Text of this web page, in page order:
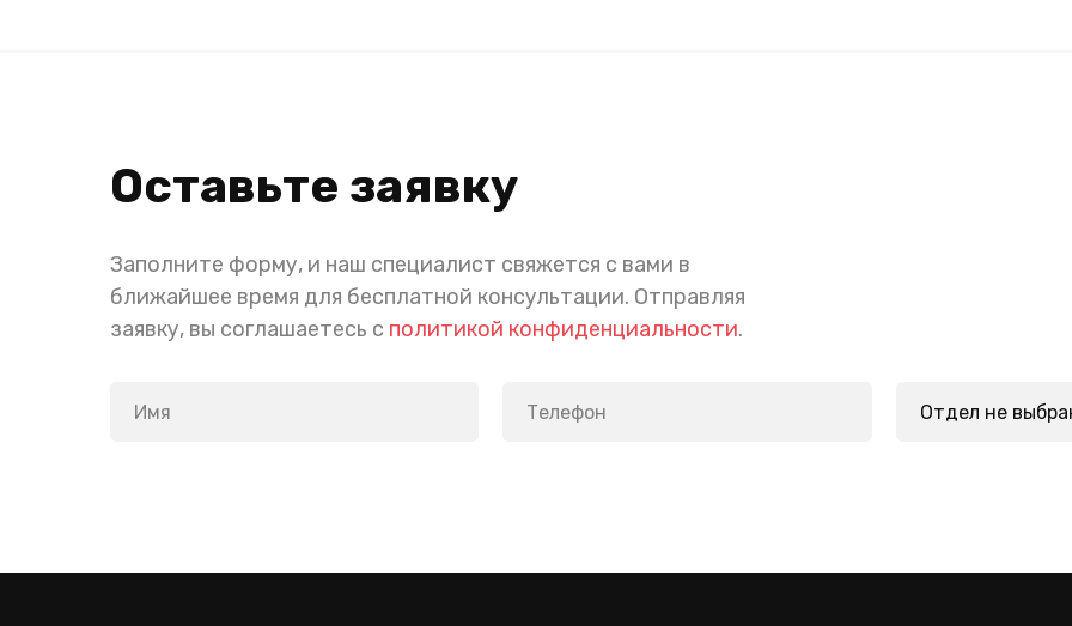
Оставьте заявку
Заполните форму, и наш специалист свяжется с вами в
ближайшее время для бесплатной консультации. Отправляя
заявку, вы соглашаетесь с политикой конфиденциальности.